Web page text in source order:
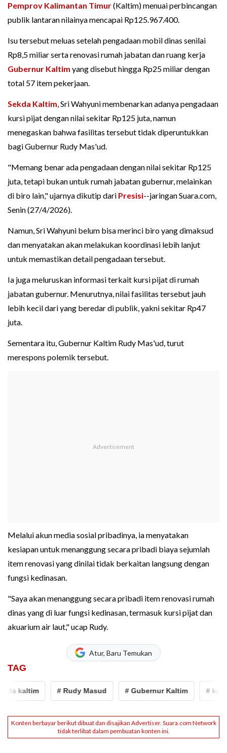
Pemprov Kalimantan Timur(Kaltim) menuai perbincangan
publik lantaran nilainya mencapai Rp125.967.400.
Isu tersebut meluas setelah pengadaan mobil dinas senilai
Rp8,5 miliar serta renovasi rumah jabatan dan ruang kerja
Gubernur Kaltim yang disebut hingga Rp25 miliar dengan
total 57 item pekerjaan.
Sekda Kaltim, Sri Wahyuni membenarkan adanya pengadaan
kursi pijat dengan nilai sekitar Rp125 juta, namun
menegaskan bahwa fasilitas tersebut tidak diperuntukkan
bagi Gubernur Rudy Mas'ud.
"Memang benar ada pengadaan dengan nilai sekitar Rp125
juta, tetapi bukan untuk rumah jabatan gubernur, melainkan
di biro lain," ujarnya dikutip dari Presisi--jaringan Suara.com,
Senin (27/4/2026).
Namun, Sri Wahyuni belum bisa merinci biro yang dimaksud
dan menyatakan akan melakukan koordinasi lebih lanjut
untuk memastikan detail pengadaan tersebut.
Ia juga meluruskan informasi terkait kursi pijat di rumah
jabatan gubernur. Menurutnya, nilai fasilitas tersebut jauh
lebih kecil dari yang beredar di publik, yakni sekitar Rp47
juta.
Sementara itu, Gubernur Kaltim Rudy Mas'ud, turut
merespons polemik tersebut.
Melalui akun media sosial pribadinya, ia menyatakan
kesiapan untuk menanggung secara pribadi biaya sejumlah
item renovasi yang dinilai tidak berkaitan langsung dengan
fungsi kedinasan.
"Saya akan menanggung secara pribadi item renovasi rumah
dinas yang di luar fungsi kedinasan, termasuk kursi pijat dan
akuarium air laut," ucap Rudy.
Atur, Baru Temukan
TAG
kaltim # Rudy Masud # Gubernur Kaltim # kursi